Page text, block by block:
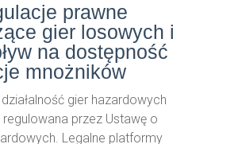
prawne
gier losowych i
na dostępność
mnożników
gier hazardowych
przez Ustawę o
Legalne platformy